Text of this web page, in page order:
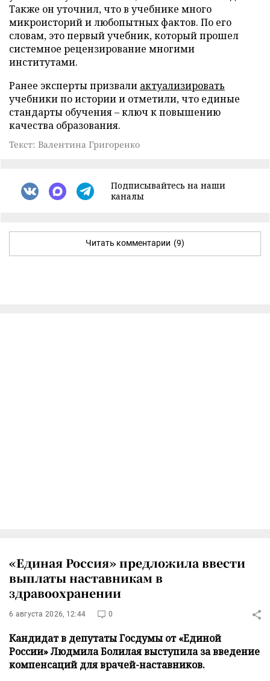
Также он уточнил, что в учебнике много
микроисторий и любопытных фактов. По его
словам, это первый учебник, который прошел
системное рецензирование многими
институтами.
Ранее эксперты призвали актуализировать
учебники по истории и отметили, что единые
стандарты обучения – ключ к повышению
качества образования.
Текст: Валентина Григоренко
Подписывайтесь на наши
каналы
Читать комментарии (9)
«Единая Россия» предложила ввести
выплаты наставникам в
здравоохранении
6 августа 2026, 12:44 0
Кандидат в депутаты Госдумы от «Единой
России» Людмила Болилая выступила за введение
компенсаций для врачей-наставников.